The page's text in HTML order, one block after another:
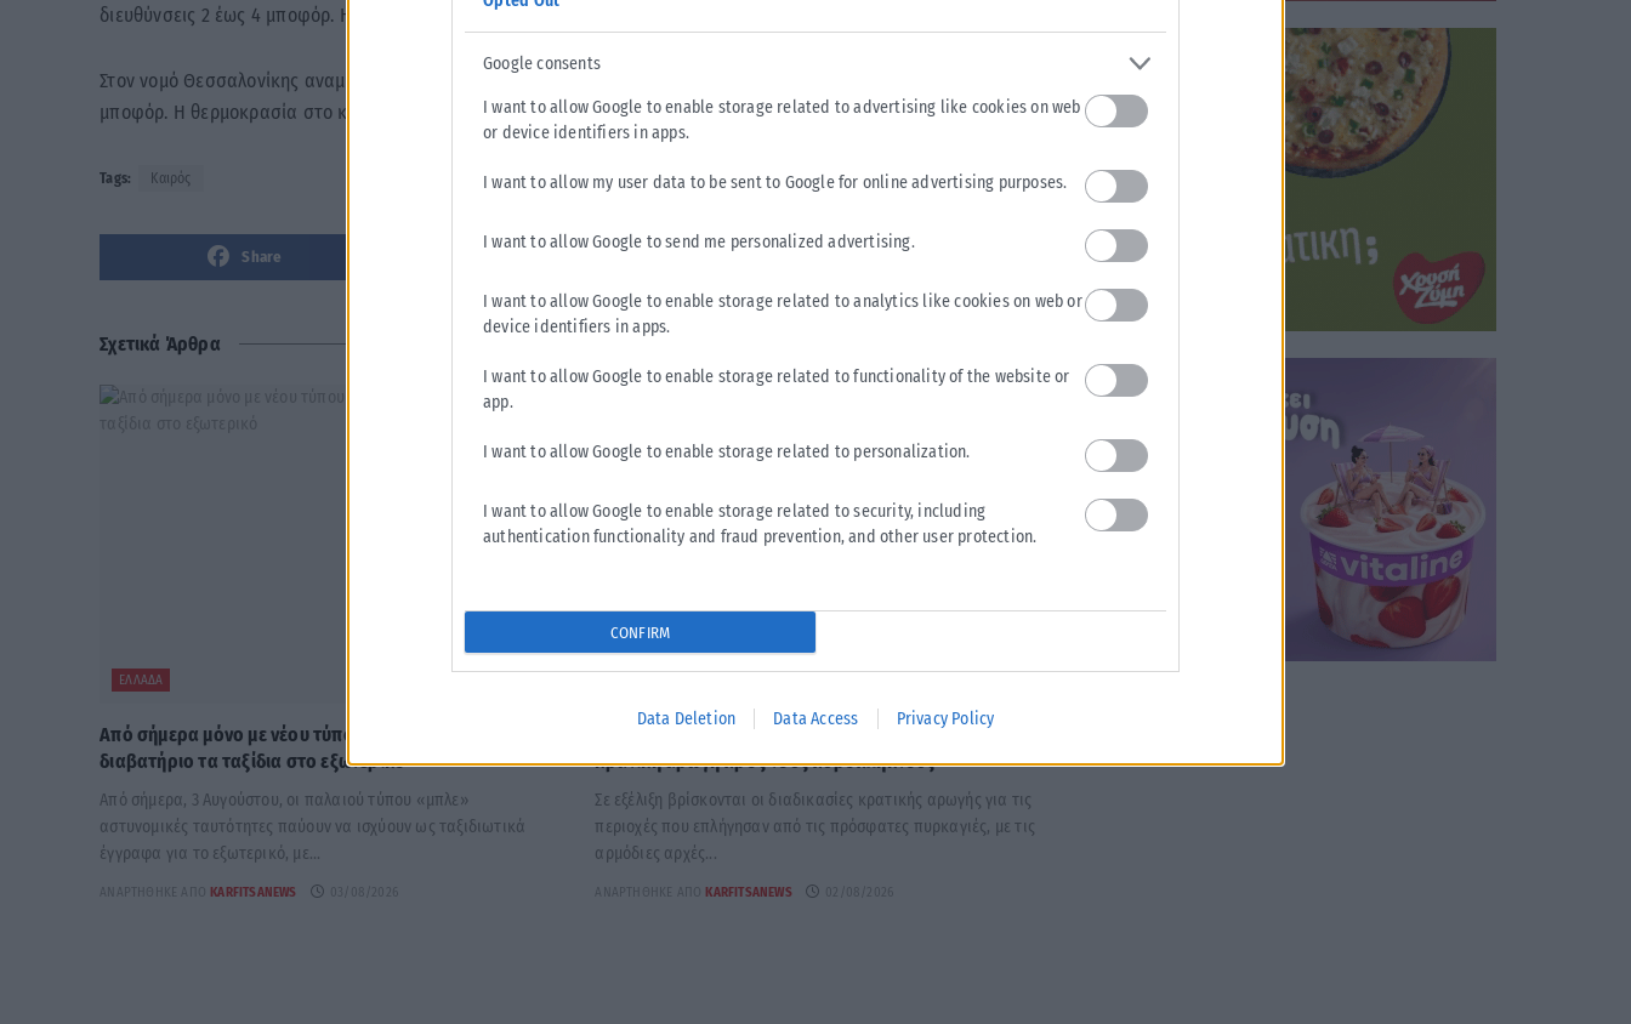
Google consents
I want to allow Google to enable storage related to advertising like cookies on web
or device identifiers in apps.
I want to allow my user data to be sent to Google for online advertising purposes.
I want to allow Google to send me personalized advertising.
I want to allow Google to enable storage related to analytics like cookies on web or
device identifiers in apps.
I want to allow Google to enable storage related to functionality of the website or
app.
I want to allow Google to enable storage related to personalization.
I want to allow Google to enable storage related to security, including
authentication functionality and fraud prevention, and other user protection.
CONFIRM
Data Deletion Data Access Privacy Policy
διευθύνσεις 2 έως 4 μποφόρ. Η θερμοκρασία στο κέντρο των Αθηνών θα κυμανθεί από 22 έως 30 βαθμούς Κελσίου.
Στον νομό Θεσσαλονίκης αναμένεται ηλιοφάνεια. Οι άνεμοι θα πνέουν από βορειοδυτικές διευθύνσεις 2 έως 4
μποφόρ. Η θερμοκρασία στο κέντρο της Θεσσαλονίκης θα κυμανθεί από 19 έως 29 βαθμούς Κελσίου.
Tags: Καιρός
Share
Σχετικά Άρθρα
ΕΛΛΆΔΑ
Από σήμερα μόνο με νέου τύπου ταυτότητα ή
διαβατήριο τα ταξίδια στο εξωτερικό
Από σήμερα, 3 Αυγούστου, οι παλαιού τύπου «μπλε»
αστυνομικές ταυτότητες παύουν να ισχύουν ως ταξιδιωτικά
έγγραφα για το εξωτερικό, με...
KARFITSANEWS 03/08/2026
Υπουργείο Κλιματικής Κρίσης: Ενέργειες για την
κρατική αρωγή προς τους πυρόπληκτους
Σε εξέλιξη βρίσκονται οι διαδικασίες κρατικής αρωγής για τις
περιοχές που επλήγησαν από τις πρόσφατες πυρκαγιές, με τις
αρμόδιες αρχές...
KARFITSANEWS 02/08/2026